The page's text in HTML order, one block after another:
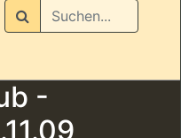
Suchen
-